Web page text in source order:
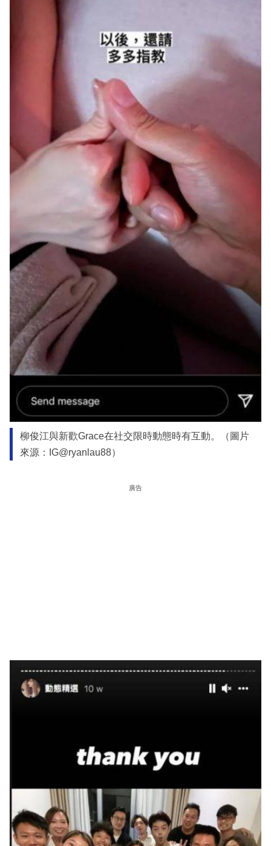
柳俊江與新歡Grace在社交限時動態時有互動。（圖片
來源：IG@ryanlau88）
廣告